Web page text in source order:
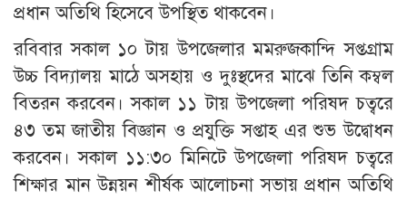
প্রধান অতিথি হিসেবে উপস্থিত থাকবেন।
রবিবার সকাল ১০ টায় উপজেলার মমরুজকান্দি সপ্তগ্রাম
উচ্চ বিদ্যালয় মাঠে অসহায় ও দুঃস্থদের মাঝে তিনি কম্বল
বিতরন করবেন। সকাল ১১ টায় উপজেলা পরিষদ চত্বরে
৪৩ তম জাতীয় বিজ্ঞান ও প্রযুক্তি সপ্তাহ এর শুভ উদ্বোধন
করবেন। সকাল ১১:৩০ মিনিটে উপজেলা পরিষদ চত্বরে
শিক্ষার মান উন্নয়ন শীর্ষক আলোচনা সভায় প্রধান অতিথি